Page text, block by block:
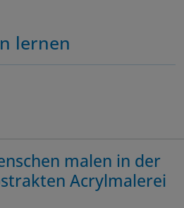
lernen
malen in der
Acrylmalerei